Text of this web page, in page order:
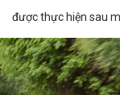
được thực hiện sau